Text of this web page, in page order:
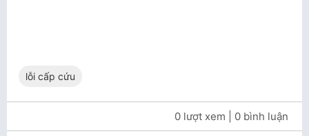
lỗi cấp cứu
0 lượt xem | 0 bình luận